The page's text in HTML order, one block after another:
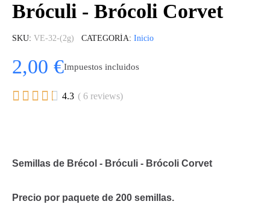
Bróculi - Brócoli Corvet
SKU VE-32-(2g) CATEGORÍA Inicio
2,00 €Impuestos incluidos
     4.3 ( 6 reviews)
Semillas de Brécol - Bróculi - Brócoli Corvet
Precio por paquete de 200 semillas.